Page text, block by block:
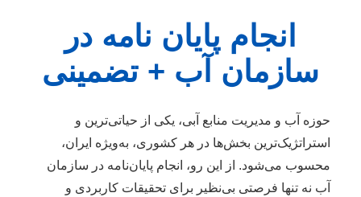
انجام پایان نامه در
سازمان آب + تضمینی
حوزه آب و مدیریت منابع آبی، یکی از حیاتی‌ترین و
استراتژیک‌ترین بخش‌ها در هر کشوری، به‌ویژه ایران،
محسوب می‌شود. از این رو، انجام پایان‌نامه در سازمان
آب نه تنها فرصتی بی‌نظیر برای تحقیقات کاربردی و